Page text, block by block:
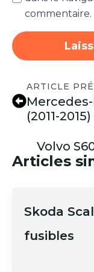
commentaire.
ARTICLE
Mercedes-
(2011-
Volvo
Articles
Skoda
fusibles